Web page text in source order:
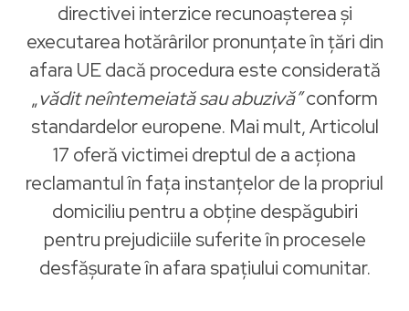
directivei interzice recunoașterea și
executarea hotărârilor pronunțate în țări din
afara UE dacă procedura este considerată
„vădit neîntemeiată sau abuzivă”conform
standardelor europene. Mai mult, Articolul
17 oferă victimei dreptul de a acționa
reclamantul în fața instanțelor de la propriul
domiciliu pentru a obține despăgubiri
pentru prejudiciile suferite în procesele
desfășurate în afara spațiului comunitar.